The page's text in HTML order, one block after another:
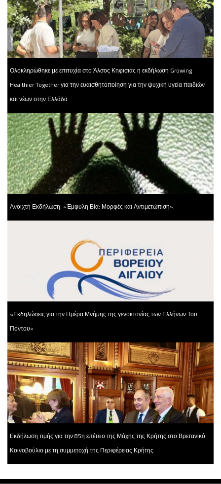
Ολοκληρώθηκε με επιτυχία στο Άλσος Κηφισιάς η εκδήλωση Growing
Healthier Together για την ευαισθητοποίηση για την ψυχική υγεία παιδιών
και νέων στην Ελλάδα
Ανοιχτή Εκδήλωση: «Έμφυλη Βία: Μορφές και Αντιμετώπιση».
«Εκδηλώσεις για την Ημέρα Μνήμης της γενοκτονίας των Ελλήνων Του
Πόντου»
Εκδήλωση τιμής για την 85η επέτειο της Μάχης της Κρήτης στο Βρετανικό
Κοινοβούλιο με τη συμμετοχή της Περιφέρειας Κρήτης